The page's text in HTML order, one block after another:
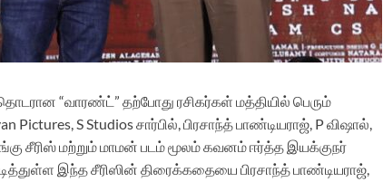
“வாரண்ட்” தற்போது ரசிகர்கள் மத்தியில் பெரும்
Pictures, S Studios சார்பில், பிரசாந்த் பாண்டியராஜ், P விஷால்,
சீரிஸ் மற்றும் மாமன் படம் மூலம் கவனம் ஈர்த்த இயக்குநர்
இந்த சீரிஸின் திரைக்கதையை பிரசாந்த் பாண்டியராஜ்,